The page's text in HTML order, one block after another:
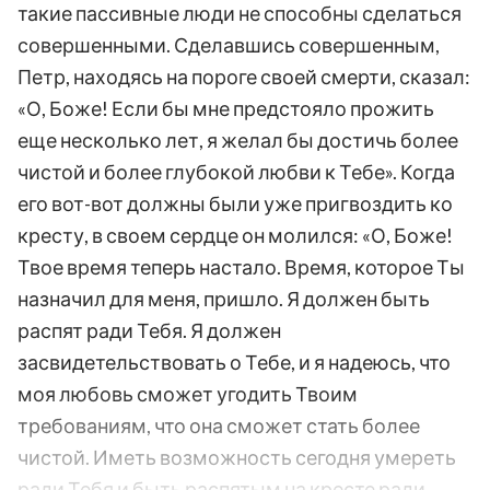
такие пассивные люди не способны сделаться
совершенными. Сделавшись совершенным,
Петр, находясь на пороге своей смерти, сказал:
«О, Боже! Если бы мне предстояло прожить
еще несколько лет, я желал бы достичь более
чистой и более глубокой любви к Тебе». Когда
его вот-вот должны были уже пригвоздить ко
кресту, в своем сердце он молился: «О, Боже!
Твое время теперь настало. Время, которое Ты
назначил для меня, пришло. Я должен быть
распят ради Тебя. Я должен
засвидетельствовать о Тебе, и я надеюсь, что
моя любовь сможет угодить Твоим
требованиям, что она сможет стать более
чистой. Иметь возможность сегодня умереть